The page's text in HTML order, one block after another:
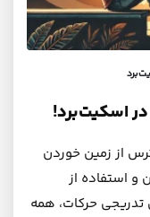
اسکیت‌برد!
از زمین خوردن
و استفاده از
تدریجی حرکات، همه